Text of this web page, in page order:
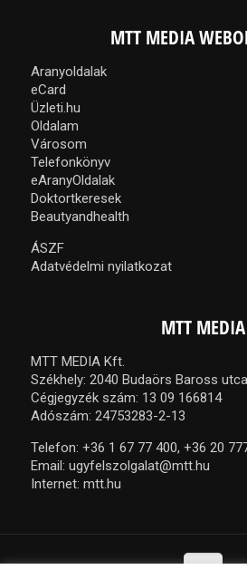
MTT MEDIA
Aranyoldalak
eCard
Üzleti.hu
Oldalam
Városom
Telefonkönyv
eAranyOldalak
Doktortkeresek
Beautyandhealth
ÁSZF
Adatvédelmi nyilatkozat
MTT MEDIA
MTT MEDIA Kft.
Székhely: 2040 Budaörs Baross
Cégjegyzék szám: 13 09 166814
Adószám: 24753283-2-13
Telefon: +36 1 67 77 400, +36 20
Email: ugyfelszolgalat@mtt.hu
Internet: mtt.hu